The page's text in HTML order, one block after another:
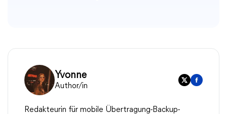
Yvonne
Author/in
Redakteurin für mobile Übertragung-Backup-